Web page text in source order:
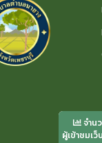
จำน
ผู้เข้าชมเว็